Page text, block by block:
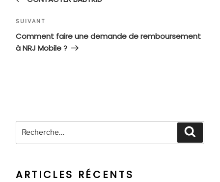
l’article
Article
suivant
SUIVANT
Comment faire une demande de remboursement
à NRJ Mobile ?
Recherche
pour
ARTICLES RÉCENTS